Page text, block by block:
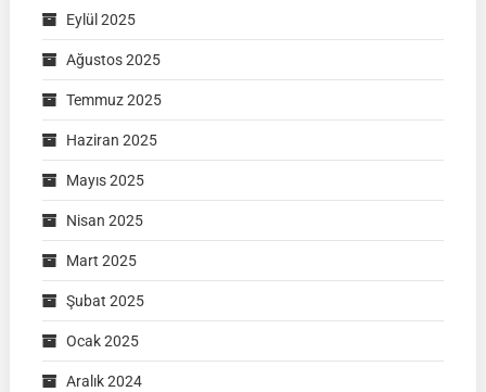
Eylül 2025
Ağustos 2025
Temmuz 2025
Haziran 2025
Mayıs 2025
Nisan 2025
Mart 2025
Şubat 2025
Ocak 2025
Aralık 2024